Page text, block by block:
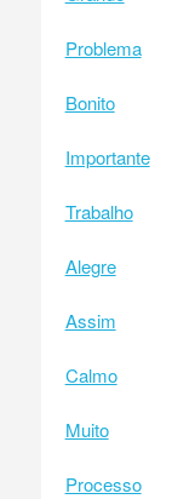
Problema
Bonito
Importante
Trabalho
Alegre
Assim
Calmo
Muito
Processo